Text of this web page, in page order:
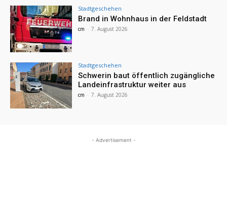
Stadtgeschehen
Brand in Wohnhaus in der Feldstadt
cm - 7. August 2026
Stadtgeschehen
Schwerin baut öffentlich zugängliche
Landeinfrastruktur weiter aus
cm - 7. August 2026
- Advertisement -